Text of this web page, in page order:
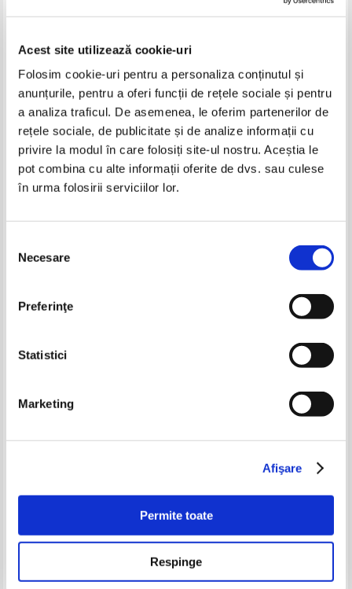
Acest site utilizează cookie-uri
Folosim cookie-uri pentru a personaliza conținutul și
anunțurile, pentru a oferi funcții de rețele sociale și pentru
a analiza traficul. De asemenea, le oferim partenerilor de
rețele sociale, de publicitate și de analize informații cu
privire la modul în care folosiți site-ul nostru. Aceștia le
pot combina cu alte informații oferite de dvs. sau culese
în urma folosirii serviciilor lor.
consimțământului
Necesare
Preferinţe
Statistici
Marketing
Afişare
Permite toate
Respinge
Ion Luca Caragiale - Nuvele,
Pret:16,00 Lei
Adaugă în coș
Eusebiu Camilar - Temelia
Pret: 20,00 Lei
Paul Aretzu - Jurnal de lecturi
Pret:29,00Lei 18,85 Lei
Teodor Parapiru - Mieii tunsi
Pret:15,00 Lei